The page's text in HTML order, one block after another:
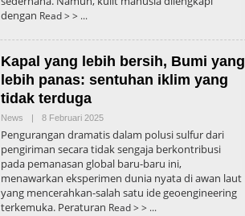
dengan Read > >
Kapal yang lebih bersih, Bumi yang
lebih panas: sentuhan iklim yang
tidak terduga
News 8 Februari 2025Oleh
Pengurangan dramatis dalam polusi sulfur dari
pengiriman secara tidak sengaja berkontribusi
pada pemanasan global baru-baru ini,
menawarkan eksperimen dunia nyata di awan laut
yang mencerahkan-salah satu ide geoengineering
terkemuka. Peraturan Read > >